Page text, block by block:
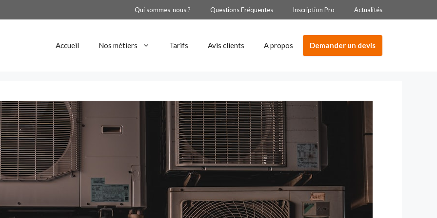
Qui sommes-nous ? Questions Fréquentes Inscription Pro Actualités
Accueil Nos métiers Tarifs Avis clients A propos Demander un devis